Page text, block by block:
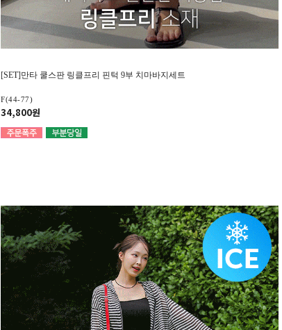
[SET]만타 쿨스판 링클프리 핀턱 9부 치마바지세트
F(44-77)
34,800원